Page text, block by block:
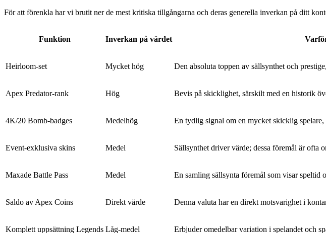
För att förenkla har vi brutit ner de mest kritiska tillgångarna och deras generella inverkan på ditt
Funktion Inverkan på värdet
Heirloom-set Mycket hög Den absoluta toppen av sällsynthet och
Apex Predator-rank Hög Bevis på skicklighet, särskilt med en historik
4K/20 Bomb-badges Medelhög En tydlig signal om en mycket skicklig
Event-exklusiva skins Medel Sällsynthet driver värde; dessa föremål är ofta
Maxade Battle Pass Medel En samling sällsynta föremål som visar speltid
Saldo av Apex Coins Direkt värde Denna valuta har en direkt motsvarighet i
Komplett uppsättning Legends Låg-medel Erbjuder omedelbar variation i spelandet och